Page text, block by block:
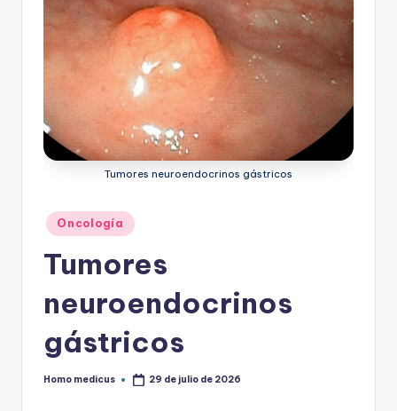
Tumores neuroendocrinos gástricos
Publicado
en
Oncología
Tumores
neuroendocrinos
gástricos
Publicado
Homo medicus 29 de julio de 2026